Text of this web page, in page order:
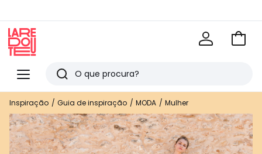
Menu
Redoute
Pesquisar
Últimos
artigos
vistos
Ir
Inspiração Guia de inspiração MODA Mulher